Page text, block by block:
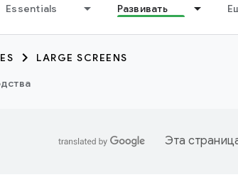
Essentials Развивать
LARGE SCREENS
Эта